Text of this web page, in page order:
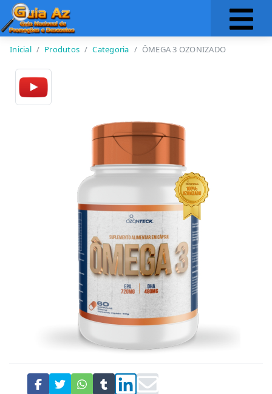
Inicial Produtos Categoria ÔMEGA 3 OZONIZADO